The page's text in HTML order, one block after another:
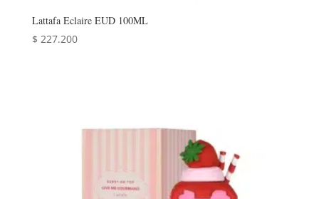
Lattafa Eclaire EUD 100ML
$ 227.200